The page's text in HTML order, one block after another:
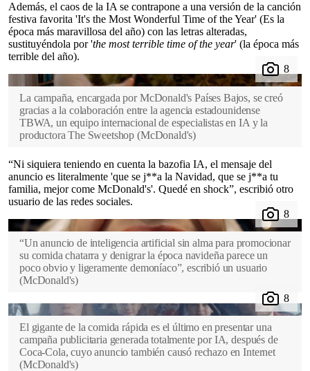
Además, el caos de la IA se contrapone a una versión de la canción
festiva favorita 'It's the Most Wonderful Time of the Year' (Es la
época más maravillosa del año) con las letras alteradas,
sustituyéndola por 'the most terrible time of the year' (la época más
terrible del año).
La campaña, encargada por McDonald's Países Bajos, se creó
gracias a la colaboración entre la agencia estadounidense
TBWA, un equipo internacional de especialistas en IA y la
productora The Sweetshop (McDonald's)
“Ni siquiera teniendo en cuenta la bazofia IA, el mensaje del
anuncio es literalmente 'que se j**a la Navidad, que se j**a tu
familia, mejor come McDonald's'. Quedé en shock”, escribió otro
usuario de las redes sociales.
“Un anuncio de inteligencia artificial sin alma para promocionar
su comida chatarra y denigrar la época navideña parece un
poco obvio y ligeramente demoníaco”, escribió un usuario
(McDonald's)
El gigante de la comida rápida es el último en presentar una
campaña publicitaria generada totalmente por IA, después de
Coca-Cola, cuyo anuncio también causó rechazo en Internet
(McDonald's)